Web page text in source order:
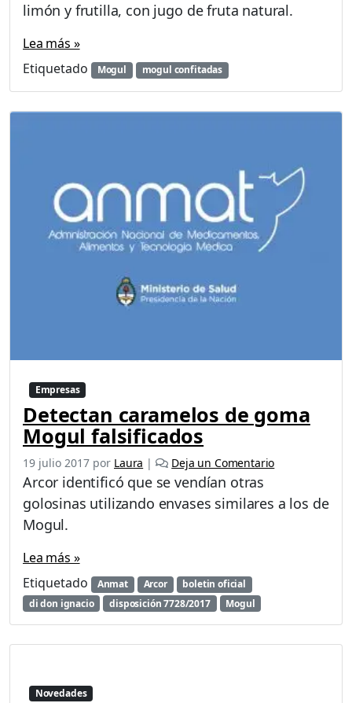
limón y frutilla, con jugo de fruta natural.
Lea más »
Etiquetado
Mogul mogul confitadas
Empresas
Detectan caramelos de goma
Mogul falsificados
19 julio 2017 por Laura | Deja un Comentario
Arcor identificó que se vendían otras
golosinas utilizando envases similares a los de
Mogul.
Lea más »
Etiquetado
Anmat Arcor
boletin oficial
di don ignacio
disposición 7728/2017 Mogul
Novedades